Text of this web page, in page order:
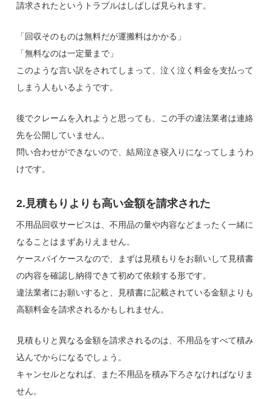
請求されたというトラブルはしばしば見られます。
「回収そのものは無料だが運搬料はかかる」
「無料なのは一定量まで」
このような言い訳をされてしまって、泣く泣く料金を支払って
しまう人もいるようです。
後でクレームを入れようと思っても、この手の違法業者は連絡
先を公開していません。
問い合わせができないので、結局泣き寝入りになってしまうわ
けです。
2.見積もりよりも高い金額を請求された
不用品回収サービスは、不用品の量や内容などまったく一緒に
なることはまずありえません。
ケースバイケースなので、まずは見積もりをお願いして見積書
の内容を確認し納得できて初めて依頼する形です。
違法業者にお願いすると、見積書に記載されている金額よりも
高額料金を請求されるかもしれません。
見積もりと異なる金額を請求されるのは、不用品をすべて積み
込んでからになるでしょう。
キャンセルとなれば、また不用品を積み下ろさなければなりま
せん。